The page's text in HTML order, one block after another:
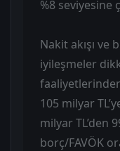
%8 seviyesine
Nakit akışı
iyileşmeler
105 milyar
milyar TL’den
borç/FAVÖK